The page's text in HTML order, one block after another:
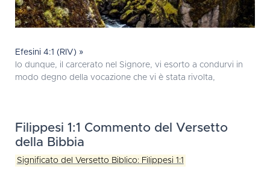
Efesini 4:1 (RIV) »
Io dunque, il carcerato nel Signore, vi esorto a condurvi in
modo degno della vocazione che vi è stata rivolta,
Filippesi 1:1 Commento del Versetto
della Bibbia
Significato del Versetto Biblico: Filippesi 1:1